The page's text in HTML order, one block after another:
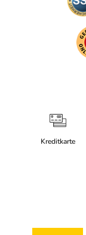
Kreditkarte